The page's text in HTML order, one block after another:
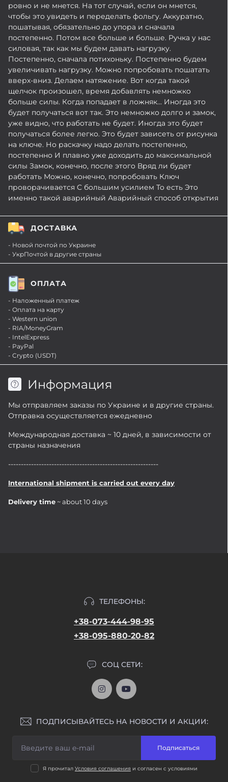
ровно и не мнется. На тот случай, если он мнется,
чтобы это увидеть и переделать фольгу. Аккуратно,
пошатывая, обязательно до упора и сначала
постепенно. Потом все больше и больше. Ручка у нас
силовая, так как мы будем давать нагрузку.
Постепенно, сначала потихоньку. Постепенно будем
увеличивать нагрузку. Можно попробовать пошатать
вверх-вниз. Делаем натяжение. Вот когда такой
щелчок произошел, время добавлять немножко
больше силы. Когда попадает в ложняк... Иногда это
будет получаться вот так. Это немножко долго и замок,
уже видно, что работать не будет. Иногда это будет
получаться более легко. Это будет зависеть от рисунка
на ключе. Но раскачку надо делать постепенно,
постепенно И плавно уже доходить до максимальной
силы Замок, конечно, после этого Вряд ли будет
работать Можно, конечно, попробовать Ключ
проворачивается С большим усилием То есть Это
именно такой аварийный Аварийный способ открытия
ДОСТАВКА
- Новой почтой по Украине
- УкрПочтой в другие страны
ОПЛАТА
- Наложенный платеж
- Оплата на карту
- Western union
- RIA/MoneyGram
- IntelExpress
- PayPal
- Crypto (USDT)
Информация
Мы отправляем заказы по Украине и в другие страны.
Отправка осуществляется ежедневно
Международная доставка ~ 10 дней, в зависимости от
страны назначения
-----------------------------------------------------------
International shipment is carried out every day
Delivery time ~ about 10 days
ТЕЛЕФОНЫ:
+38-073-444-98-95
+38-095-880-20-82
СОЦ СЕТИ:
ПОДПИСЫВАЙТЕСЬ НА НОВОСТИ И АКЦИИ:
Подписаться
Я прочитал Условия соглашения и согласен с условиями